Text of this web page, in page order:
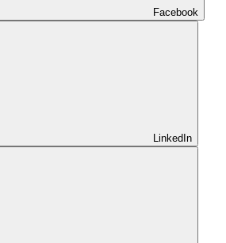
Facebook
LinkedIn